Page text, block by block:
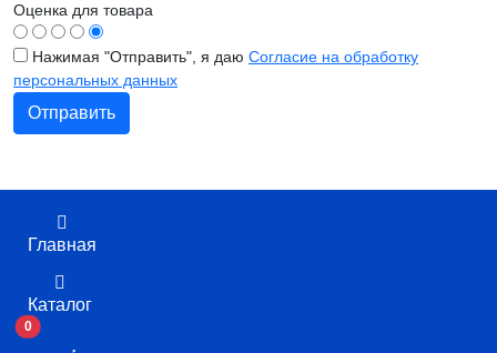
Оценка для товара
Нажимая "Отправить", я даю Согласие на обработку
персональных данных
Главная
Каталог
0